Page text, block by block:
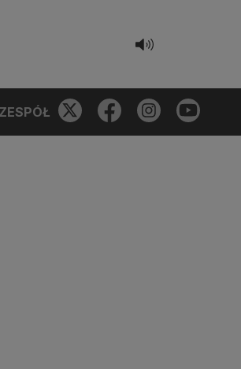
ZESPÓŁ